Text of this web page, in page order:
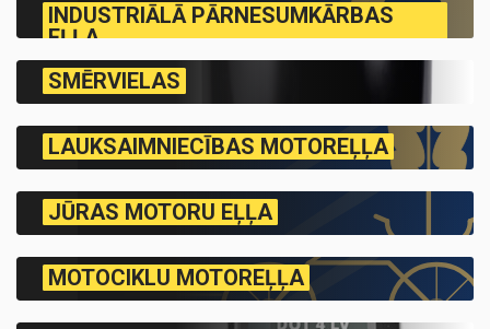
INDUSTRIĀLĀ PĀRNESUMKĀRBAS
EĻĻA
SMĒRVIELAS
LAUKSAIMNIECĪBAS MOTOREĻĻA
JŪRAS MOTORU EĻĻA
MOTOCIKLU MOTOREĻĻA